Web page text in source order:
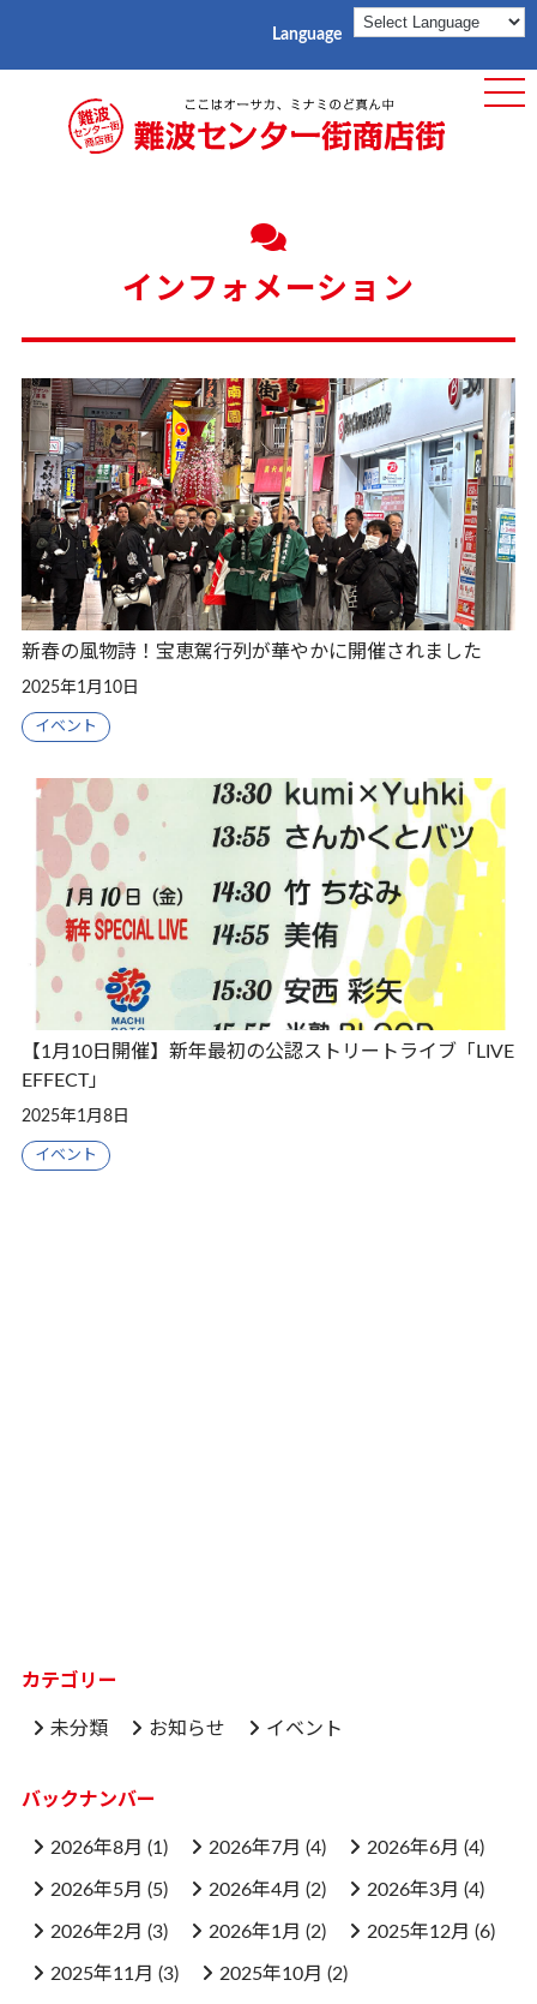
Language
インフォメーション
新春の風物詩！宝恵駕行列が華やかに開催されました
2025年1月10日
イベント
【1月10日開催】新年最初の公認ストリートライブ「LIVE
EFFECT」
2025年1月8日
イベント
カテゴリー
未分類 お知らせ イベント
バックナンバー
2026年8月 (1) 2026年7月 (4) 2026年6月 (4)
2026年5月 (5) 2026年4月 (2) 2026年3月 (4)
2026年2月 (3) 2026年1月 (2) 2025年12月 (6)
2025年11月 (3) 2025年10月 (2)